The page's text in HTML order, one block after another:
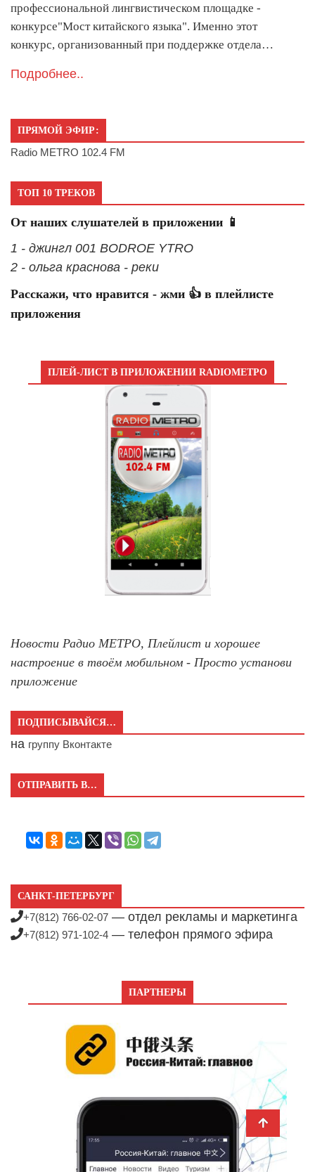
профессиональной лингвистическом площадке -
конкурсе"Мост китайского языка". Именно этот
конкурс, организованный при поддержке отдела…
Подробнее..
ПРЯМОЙ ЭФИР:
Radio METRO 102.4 FM
ТОП 10 ТРЕКОВ
От наших слушателей в приложении 📱
1 - джингл 001 BODROE YTRO
2 - ольга краснова - реки
Расскажи, что нравится - жми 👍 в плейлисте
приложения
ПЛЕЙ-ЛИСТ В ПРИЛОЖЕНИИ RADIOМЕТРО
Новости Радио МЕТРО, Плейлист и хорошее
настроение в твоём мобильном - Просто установи
приложение
ПОДПИСЫВАЙСЯ…
на группу Вконтакте
ОТПРАВИТЬ В…
САНКТ-ПЕТЕРБУРГ
+7(812) 766-02-07 — отдел рекламы и маркетинга
+7(812) 971-102-4 — телефон прямого эфира
ПАРТНЕРЫ